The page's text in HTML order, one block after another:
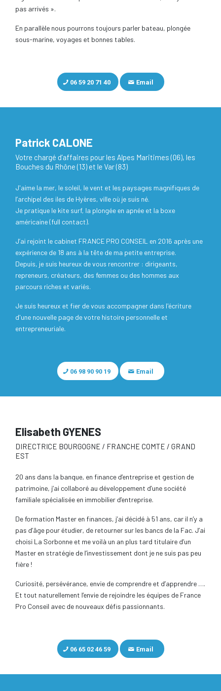
pas arrivés ».
En parallèle nous pourrons toujours parler bateau, plongée
sous-marine, voyages et bonnes tables.
06 59 20 71 40 Email
Patrick CALONE
Votre chargé d’affaires pour les Alpes Maritimes (06), les
Bouches du Rhône (13) et le Var (83)
J'aime la mer, le soleil, le vent et les paysages magnifiques de
l’archipel des iles de Hyères, ville où je suis né.
Je pratique le kite surf, la plongée en apnée et la boxe
américaine (full contact).
J’ai rejoint le cabinet FRANCE PRO CONSEIL en 2016 après une
expérience de 18 ans à la tête de ma petite entreprise.
Depuis, je suis heureux de vous rencontrer : dirigeants,
repreneurs, créateurs, des femmes ou des hommes aux
parcours riches et variés.
Je suis heureux et fier de vous accompagner dans l'écriture
d'une nouvelle page de votre histoire personnelle et
entrepreneuriale.
06 98 90 90 19 Email
Elisabeth GYENES
DIRECTRICE BOURGOGNE / FRANCHE COMTE / GRAND
EST
20 ans dans la banque, en finance d’entreprise et gestion de
patrimoine, j’ai collaboré au développement d’une société
familiale spécialisée en immobilier d’entreprise.
De formation Master en finances, j’ai décidé à 51 ans, car il n’y a
pas d’âge pour étudier, de retourner sur les bancs de la Fac. J’ai
choisi La Sorbonne et me voilà un an plus tard titulaire d’un
Master en stratégie de l’investissement dont je ne suis pas peu
fière !
Curiosité, persévérance, envie de comprendre et d’apprendre ….
Et tout naturellement l’envie de rejoindre les équipes de France
Pro Conseil avec de nouveaux défis passionnants.
06 65 02 46 59 Email